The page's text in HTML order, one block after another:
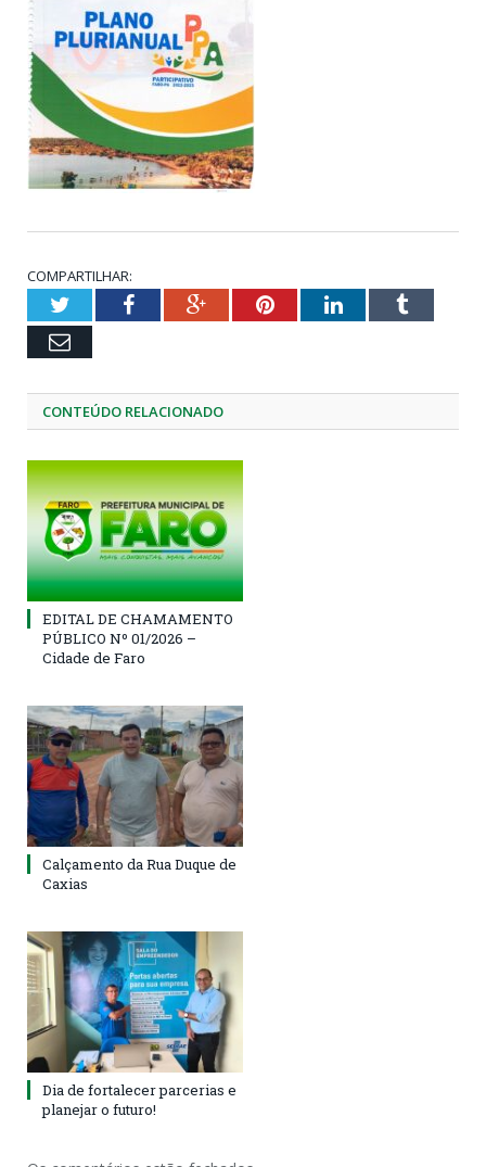
COMPARTILHAR:
TwitterFacebookGoogle+PinterestLinkedInTumblr
Email
CONTEÚDO RELACIONADO
EDITAL DE CHAMAMENTO
PÚBLICO Nº 01/2026 –
Cidade de Faro
Calçamento da Rua Duque de
Caxias
Dia de fortalecer parcerias e
planejar o futuro!